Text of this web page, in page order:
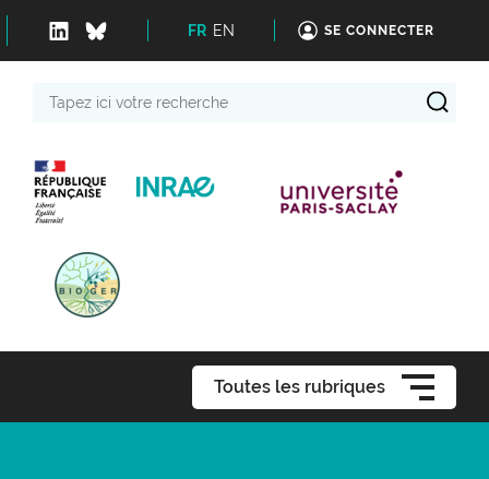
FR EN SE CONNECTER
Toutes les rubriques